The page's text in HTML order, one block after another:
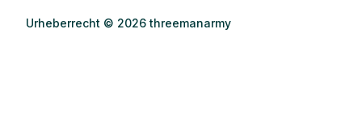
Urheberrecht © 2026 threemanarmy